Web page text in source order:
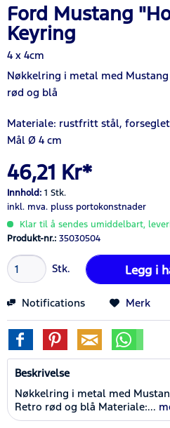
Ford Mustang
Keyring
4 x 4cm
Nøkkelring i metal med
rød og blå
Materiale: rustfritt stål,
Mål Ø 4 cm
46,21 Kr*
Innhold: 1 Stk.
inkl. mva. pluss portokonstnader
Klar til å sendes umiddelbart,
Produkt-nr.: 35030504
Stk. Legg i
Notifications Merk
Beskrivelse
Nøkkelring i metal med
Retro rød og blå Materiale:...